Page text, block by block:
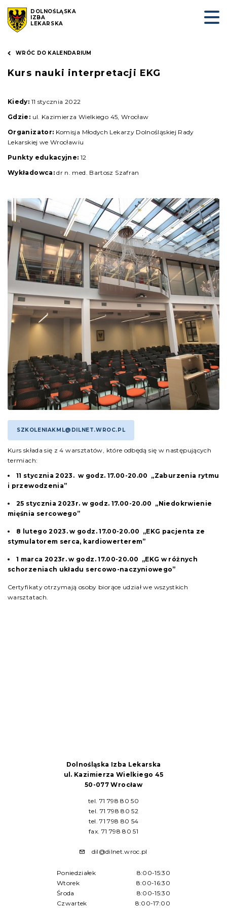
DOLNOŚLĄSKA
IZBA
LEKARSKA
WRÓC DO KALENDARIUM
Kurs nauki interpretacji EKG
Kiedy: 11 stycznia 2022
Gdzie: ul. Kazimierza Wielkiego 45, Wrocław
Organizator: Komisja Młodych Lekarzy Dolnośląskiej Rady
Lekarskiej we Wrocławiu
Punkty edukacyjne: 12
Wykładowca:dr n. med. Bartosz Szafran
SZKOLENIAKML@DILNET.WROC.PL
Kurs składa się z 4 warsztatów, które odbędą się w następujących
termiach:
11 stycznia 2023. w godz. 17.00-20.00 „Zaburzenia rytmu
i przewodzenia”
25 stycznia 2023r. w godz. 17.00-20.00 „Niedokrwienie
mięśnia sercowego”
8 lutego 2023. w godz. 17.00-20.00 „EKG pacjenta ze
stymulatorem serca, kardiowerterem”
1 marca 2023r. w godz. 17.00-20.00 „EKG w różnych
schorzeniach układu sercowo-naczyniowego”
Certyfikaty otrzymają osoby biorące udział we wszystkich
warsztatach.
Dolnośląska Izba Lekarska
ul. Kazimierza Wielkiego 45
50-077 Wrocław
tel. 71 798 80 50
tel. 71 798 80 52
tel. 71 798 80 54
fax. 71 798 80 51
dil@dilnet.wroc.pl
Poniedziałek
8:00-15:30
Wtorek
8:00-16:30
Środa
8:00-15:30
Czwartek
8:00-17:00